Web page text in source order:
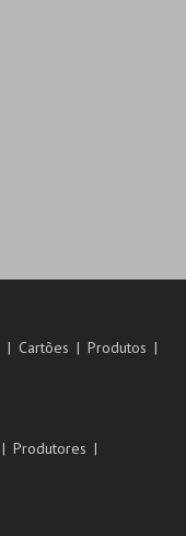
Cartões
Produtos
Produtores